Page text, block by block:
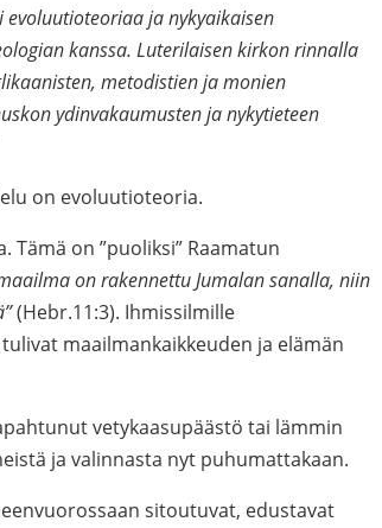
ja nykyaikaisen
kanssa. Luterilaisen kirkon rinnalla
metodistien ja monien
ydinvakaumusten ja nykytieteen
on evoluutioteoria.
on ”puoliksi” Raamatun
on rakennettu Jumalan sanalla, niin
(Hebr.11:3). Ihmissilmille
maailmankaikkeuden ja elämän
vetykaasupäästö tai lämmin
ja valinnasta nyt puhumattakaan.
sitoutuvat, edustavat